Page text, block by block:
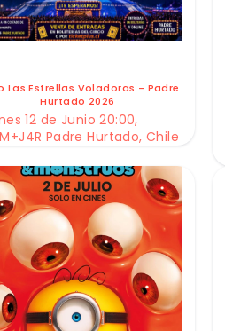
Las Estrellas Voladoras - Padre
Hurtado 2026
12 de Junio 20:00,
Padre Hurtado, Chile